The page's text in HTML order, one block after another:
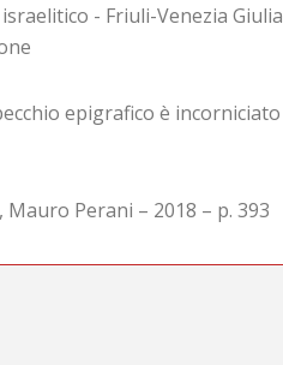
- Friuli-Venezia Giulia
epigrafico è
Perani – 2018 – p. 393